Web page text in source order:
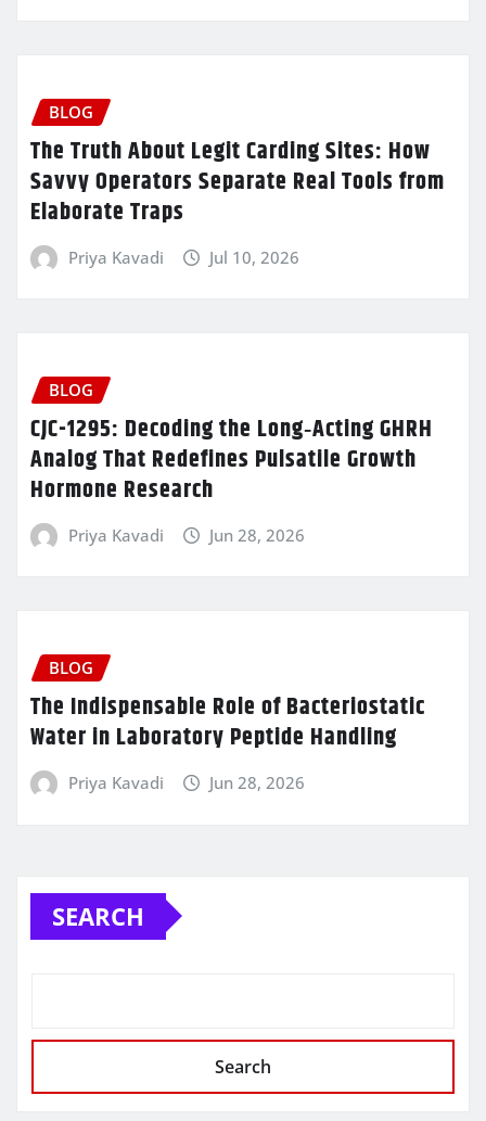
BLOG
The Truth About Legit Carding Sites: How
Savvy Operators Separate Real Tools from
Elaborate Traps
Priya Kavadi Jul 10, 2026
BLOG
CJC-1295: Decoding the Long‑Acting GHRH
Analog That Redefines Pulsatile Growth
Hormone Research
Priya Kavadi Jun 28, 2026
BLOG
The Indispensable Role of Bacteriostatic
Water in Laboratory Peptide Handling
Priya Kavadi Jun 28, 2026
SEARCH
Search